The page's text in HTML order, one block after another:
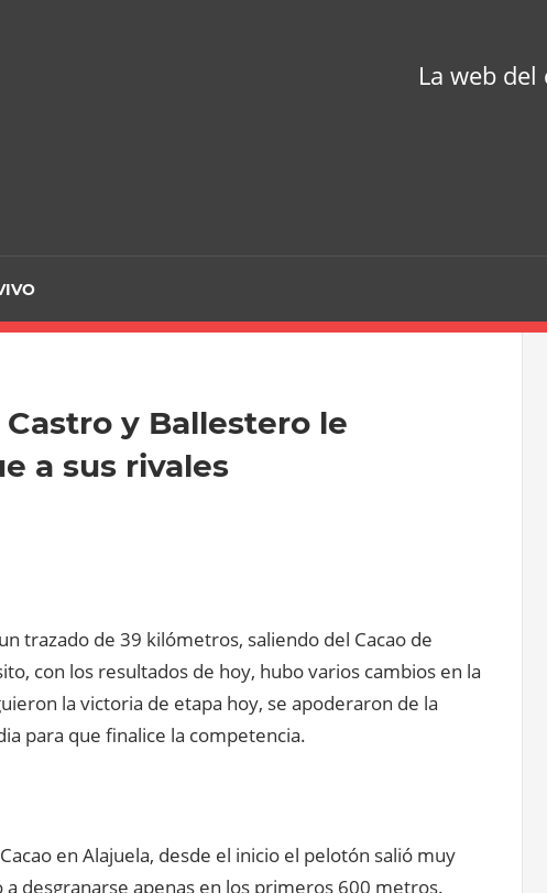
La web del
Castro y Ballestero le
a sus rivales
trazado de 39 kilómetros, saliendo del Cacao de
con los resultados de hoy, hubo varios cambios en la
la victoria de etapa hoy, se apoderaron de la
para que finalice la competencia.
en Alajuela, desde el inicio el pelotón salió muy
desgranarse apenas en los primeros 600 metros.